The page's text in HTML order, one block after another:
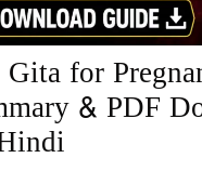
for
& PDF